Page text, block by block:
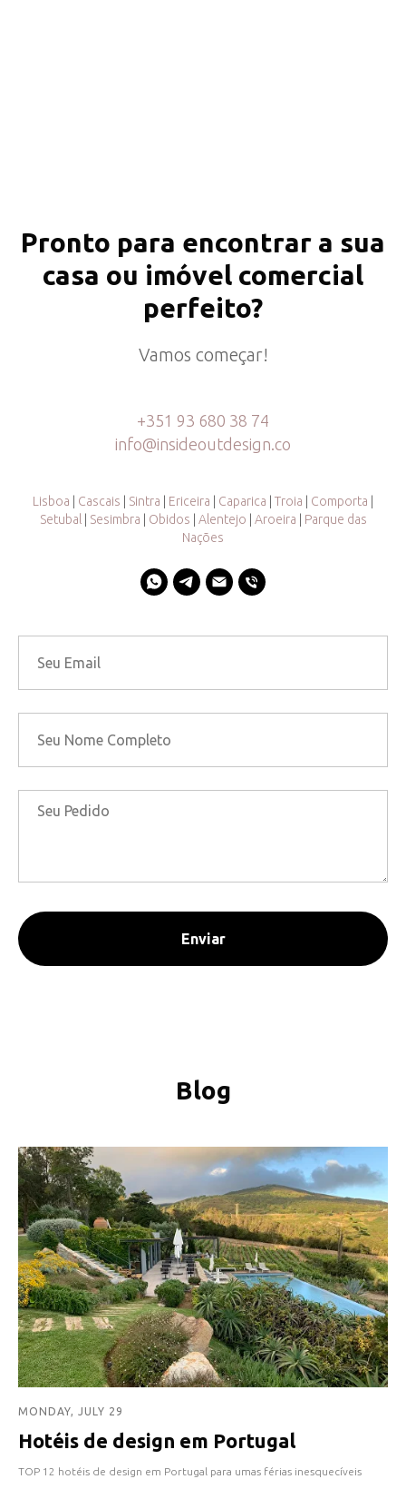
Pronto para encontrar a sua
casa ou imóvel comercial
perfeito?
Vamos começar!
+351 93 680 38 74
info@insideoutdesign.co
Lisboa Cascais Sintra Ericeira Caparica Troia Comporta
Setubal
Sesimbra Obidos Alentejo Aroeira
Parque das
Nações
Enviar
Blog
MONDAY, JULY 29
Hotéis de design em Portugal
TOP 12 hotéis de design em Portugal para umas férias inesquecíveis